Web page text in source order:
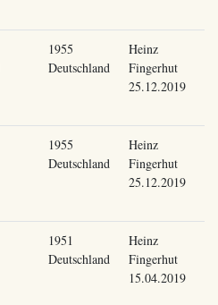
1955
Deutschland
Heinz
Fingerhut
25.12.2019
1955
Deutschland
Heinz
Fingerhut
25.12.2019
1951
Deutschland
Heinz
Fingerhut
15.04.2019